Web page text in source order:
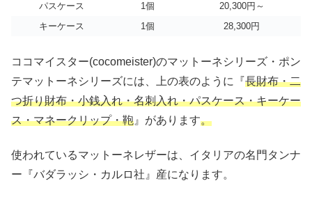
パスケース
1個
20,300円～
キーケース
1個 28,300円
ココマイスター(cocomeister)のマットーネシリーズ・ポン
テマットーネシリーズには、上の表のように『長財布・二
つ折り財布・小銭入れ・名刺入れ・パスケース・キーケー
ス・マネークリップ・鞄 』があります。
使われているマットーネレザーは、イタリアの名門タンナ
ー『バダラッシ・カルロ社』産になります。